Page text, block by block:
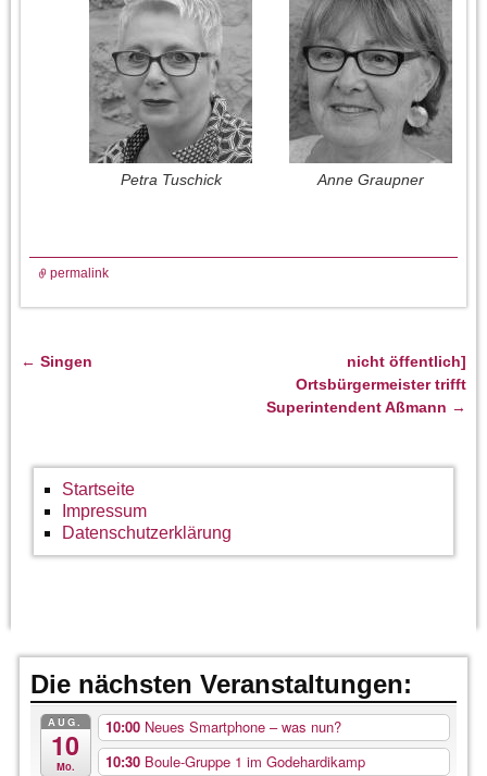
Anne Graupner
Petra Tuschick
permalink
← Singen
nicht öffentlich]
Ortsbürgermeister trifft
Superintendent Aßmann →
Startseite
Impressum
Datenschutzerklärung
Die nächsten Veranstaltungen:
AUG.
10
Mo.
10:00 Neues Smartphone – was nun?
10:30 Boule-Gruppe 1 im Godehardikamp